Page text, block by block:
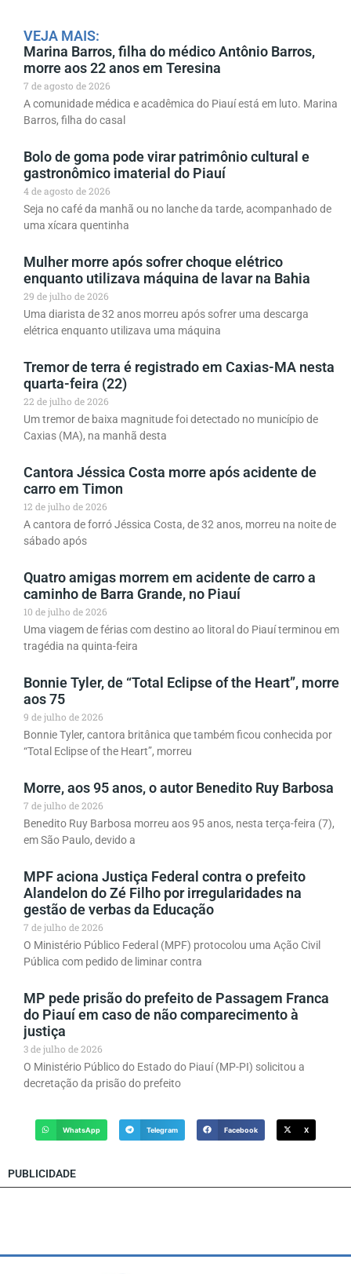
VEJA MAIS:
Marina Barros, filha do médico Antônio Barros,
morre aos 22 anos em Teresina
7 de agosto de 2026
A comunidade médica e acadêmica do Piauí está em luto. Marina
Barros, filha do casal
Bolo de goma pode virar patrimônio cultural e
gastronômico imaterial do Piauí
4 de agosto de 2026
Seja no café da manhã ou no lanche da tarde, acompanhado de
uma xícara quentinha
Mulher morre após sofrer choque elétrico
enquanto utilizava máquina de lavar na Bahia
29 de julho de 2026
Uma diarista de 32 anos morreu após sofrer uma descarga
elétrica enquanto utilizava uma máquina
Tremor de terra é registrado em Caxias-MA nesta
quarta-feira (22)
22 de julho de 2026
Um tremor de baixa magnitude foi detectado no município de
Caxias (MA), na manhã desta
Cantora Jéssica Costa morre após acidente de
carro em Timon
12 de julho de 2026
A cantora de forró Jéssica Costa, de 32 anos, morreu na noite de
sábado após
Quatro amigas morrem em acidente de carro a
caminho de Barra Grande, no Piauí
10 de julho de 2026
Uma viagem de férias com destino ao litoral do Piauí terminou em
tragédia na quinta-feira
Bonnie Tyler, de “Total Eclipse of the Heart”, morre
aos 75
9 de julho de 2026
Bonnie Tyler, cantora britânica que também ficou conhecida por
“Total Eclipse of the Heart”, morreu
Morre, aos 95 anos, o autor Benedito Ruy Barbosa
7 de julho de 2026
Benedito Ruy Barbosa morreu aos 95 anos, nesta terça-feira (7),
em São Paulo, devido a
MPF aciona Justiça Federal contra o prefeito
Alandelon do Zé Filho por irregularidades na
gestão de verbas da Educação
7 de julho de 2026
O Ministério Público Federal (MPF) protocolou uma Ação Civil
Pública com pedido de liminar contra
MP pede prisão do prefeito de Passagem Franca
do Piauí em caso de não comparecimento à
justiça
3 de julho de 2026
O Ministério Público do Estado do Piauí (MP-PI) solicitou a
decretação da prisão do prefeito
WhatsApp Telegram Facebook X
PUBLICIDADE